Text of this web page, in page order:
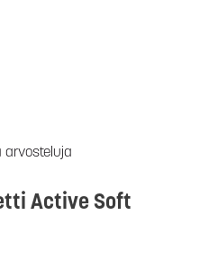
arvosteluja
Active Soft